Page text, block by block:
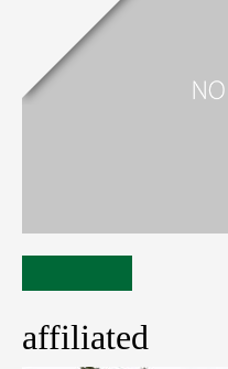
affiliated